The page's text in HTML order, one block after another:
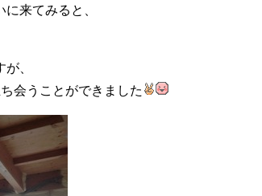
来てみると、
、
会うことができました